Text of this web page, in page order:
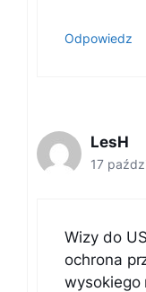
Odpowiedz
LesH
17
Wizy do
ochrona
wysokiego